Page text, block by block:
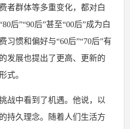
者群体等多重变化，都对白
后”“90后”甚至“00后”成为白
习惯和偏好与“60后”“70后”有
发展也提出了更高、更新的
式。
战中看到了机遇。他说，以
持久理念。随着人们生活方